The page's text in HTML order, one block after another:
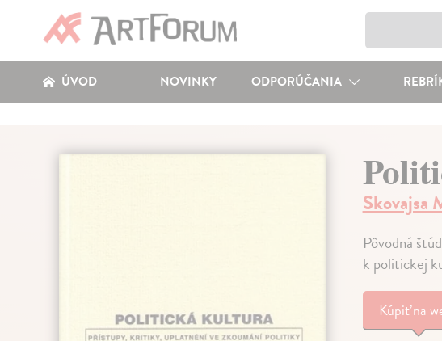
ÚVOD NOVINKY ODPORÚČANIA
Skovajsa
Pôvodná
k politickej
Kúpiťna